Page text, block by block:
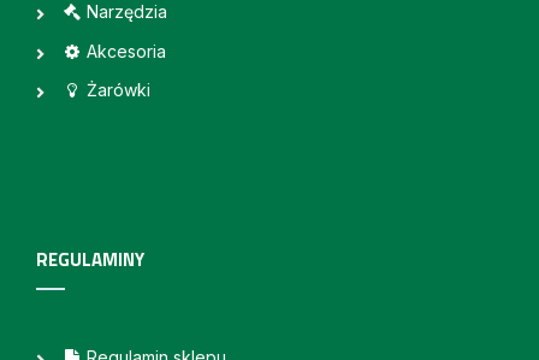
Narzędzia
Akcesoria
Żarówki
REGULAMINY